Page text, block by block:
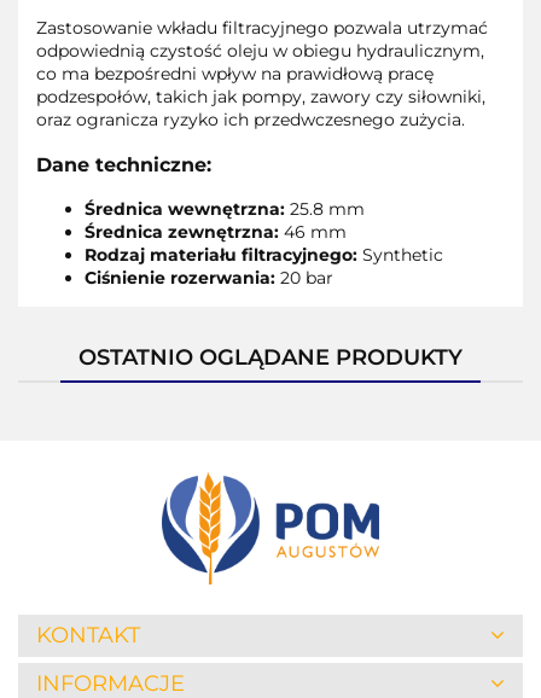
Zastosowanie wkładu filtracyjnego pozwala utrzymać
odpowiednią czystość oleju w obiegu hydraulicznym,
co ma bezpośredni wpływ na prawidłową pracę
podzespołów, takich jak pompy, zawory czy siłowniki,
oraz ogranicza ryzyko ich przedwczesnego zużycia.
Dane techniczne:
Średnica wewnętrzna: 25.8 mm
Średnica zewnętrzna: 46 mm
Rodzaj materiału filtracyjnego: Synthetic
Ciśnienie rozerwania: 20 bar
OSTATNIO OGLĄDANE PRODUKTY
KONTAKT
INFORMACJE